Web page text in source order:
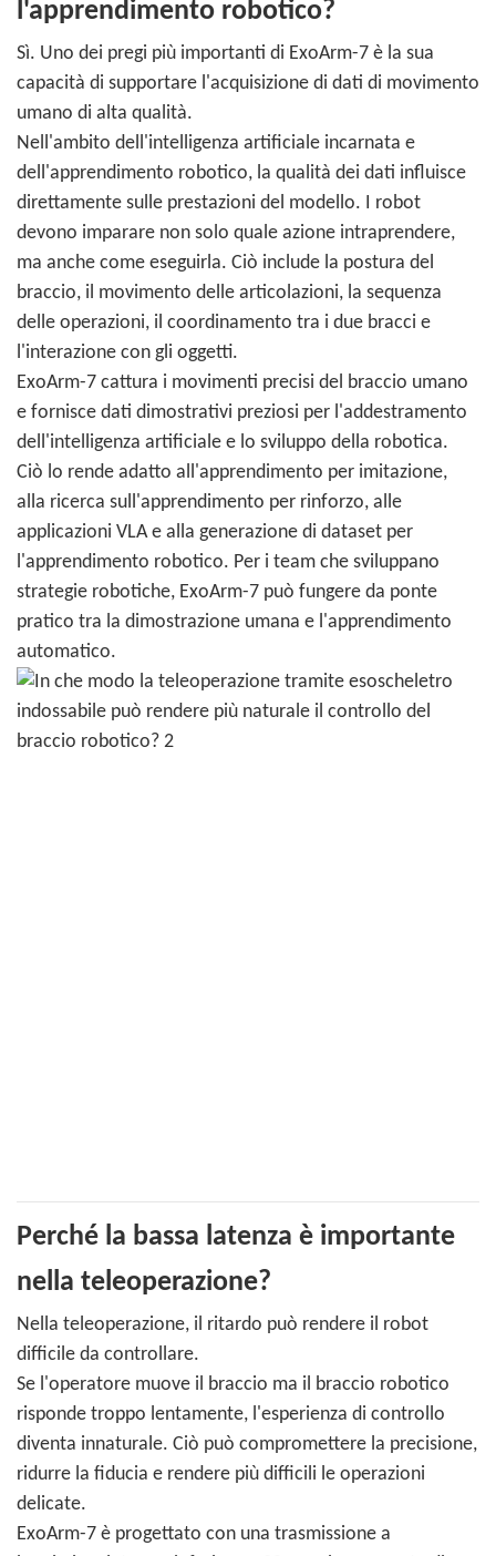
l'apprendimento robotico?
Sì. Uno dei pregi più importanti di ExoArm-7 è la sua
capacità di supportare l'acquisizione di dati di movimento
umano di alta qualità.
Nell'ambito dell'intelligenza artificiale incarnata e
dell'apprendimento robotico, la qualità dei dati influisce
direttamente sulle prestazioni del modello. I robot
devono imparare non solo quale azione intraprendere,
ma anche come eseguirla. Ciò include la postura del
braccio, il movimento delle articolazioni, la sequenza
delle operazioni, il coordinamento tra i due bracci e
l'interazione con gli oggetti.
ExoArm-7 cattura i movimenti precisi del braccio umano
e fornisce dati dimostrativi preziosi per l'addestramento
dell'intelligenza artificiale e lo sviluppo della robotica.
Ciò lo rende adatto all'apprendimento per imitazione,
alla ricerca sull'apprendimento per rinforzo, alle
applicazioni VLA e alla generazione di dataset per
l'apprendimento robotico. Per i team che sviluppano
strategie robotiche, ExoArm-7 può fungere da ponte
pratico tra la dimostrazione umana e l'apprendimento
automatico.
Perché la bassa latenza è importante
nella teleoperazione?
Nella teleoperazione, il ritardo può rendere il robot
difficile da controllare.
Se l'operatore muove il braccio ma il braccio robotico
risponde troppo lentamente, l'esperienza di controllo
diventa innaturale. Ciò può compromettere la precisione,
ridurre la fiducia e rendere più difficili le operazioni
delicate.
ExoArm-7 è progettato con una trasmissione a